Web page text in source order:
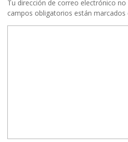
Tu dirección de correo electrónico no
campos obligatorios están marcados